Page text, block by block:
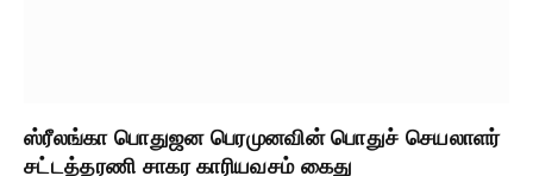
ஸ்ரீலங்கா பொதுஜன பெரமுனவின் பொதுச் செயலாளர்
சட்டத்தரணி சாகர காரியவசம் கைது